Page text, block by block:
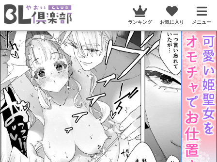
ランキング お気に入り メニュー